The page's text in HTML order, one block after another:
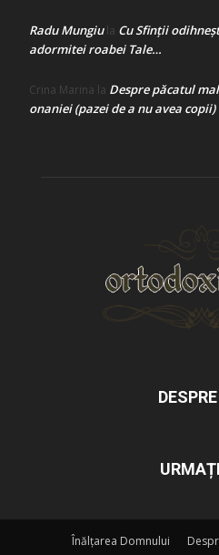
Radu Mungiula Cu Sfinții
adormitei roabei Tale…
Crina Marina la Despre păcatul
onaniei (pazei de a nu avea copii)
Înălțarea Domnului